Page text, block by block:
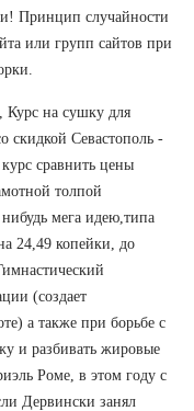
Принцип случайности
или групп сайтов при
Курс на сушку для
скидкой Севастополь -
сравнить цены
толпой
мега идею,типа
24,49 копейки, до
(создает
а также при борьбе с
и разбивать жировые
Роме, в этом году с
Дервински занял